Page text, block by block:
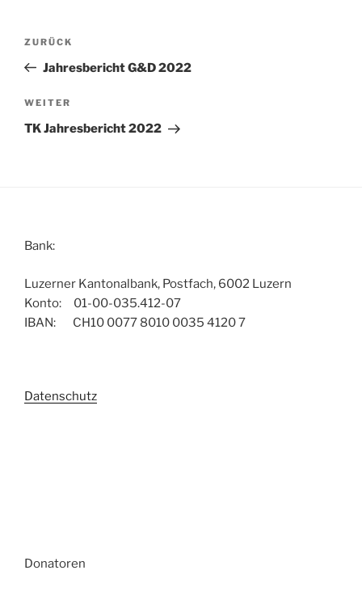
Beitragsnavigation
Vorheriger
Beitrag
ZURÜCK
Jahresbericht G&D 2022
Nächster
Beitrag
WEITER
TK Jahresbericht 2022
Bank:
Luzerner Kantonalbank, Postfach, 6002 Luzern
Konto: 01-00-035.412-07
IBAN: CH10 0077 8010 0035 4120 7
Datenschutz
Donatoren